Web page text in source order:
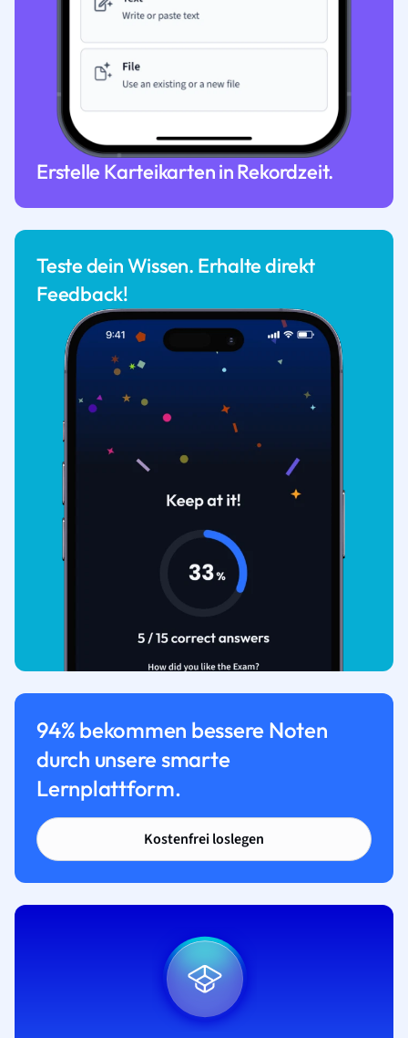
Erstelle Karteikarten in Rekordzeit.
Teste dein Wissen. Erhalte direkt
Feedback!
94% bekommen bessere Noten
durch unsere smarte
Lernplattform.
Kostenfrei loslegen